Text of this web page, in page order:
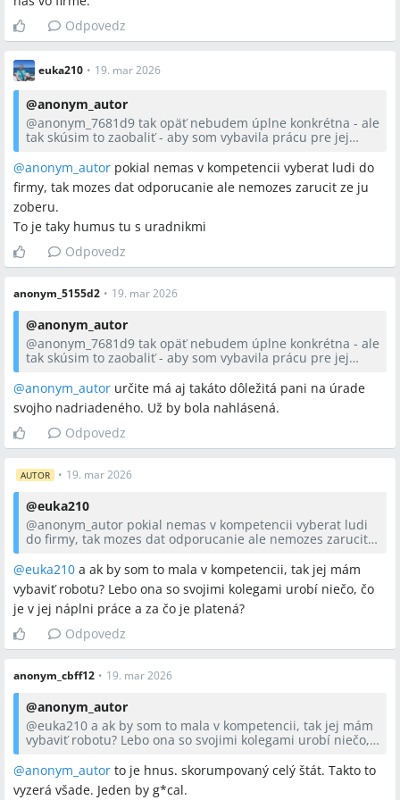
Odpovedz
euka210 • 19. mar 2026
@anonym_autor
@anonym_7681d9 tak opäť nebudem úplne konkrétna - ale
tak skúsim to zaobaliť - aby som vybavila prácu pre jej
@anonym_autor pokial nemas v kompetencii vyberat ludi do
firmy, tak mozes dat odporucanie ale nemozes zarucit ze ju
zoberu.
To je taky humus tu s uradnikmi
Odpovedz
anonym_5155d2 • 19. mar 2026
@anonym_autor
@anonym_7681d9 tak opäť nebudem úplne konkrétna - ale
tak skúsim to zaobaliť - aby som vybavila prácu pre jej
@anonym_autor určite má aj takáto dôležitá pani na úrade
svojho nadriadeného. Už by bola nahlásená.
Odpovedz
AUTOR • 19. mar 2026
@euka210
@anonym_autor pokial nemas v kompetencii vyberat ludi
do firmy, tak mozes dat odporucanie ale nemozes zarucit
To je taky humus tu s uradnikmi
@euka210 a ak by som to mala v kompetencii, tak jej mám
vybaviť robotu? Lebo ona so svojimi kolegami urobí niečo, čo
je v jej náplni práce a za čo je platená?
Odpovedz
anonym_cbff12 • 19. mar 2026
@anonym_autor
@euka210 a ak by som to mala v kompetencii, tak jej mám
vybaviť robotu? Lebo ona so svojimi kolegami urobí niečo,
@anonym_autor to je hnus. skorumpovaný celý štát. Takto to
vyzerá všade. Jeden by g*cal.